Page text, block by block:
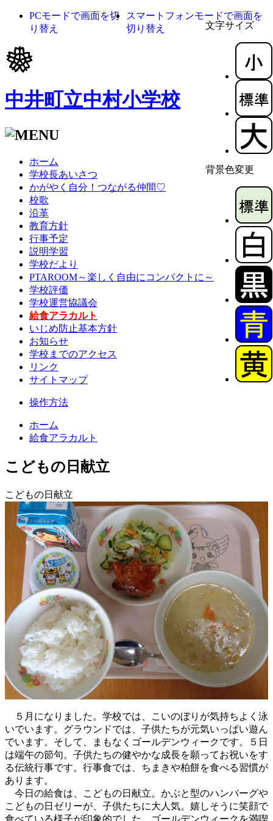
文字サイズ
背景色変更
PCモードで画面を切
り替え
スマートフォンモードで画面を
切り替え
中井町立中村小学校
ホーム
学校長あいさつ
かがやく自分！つながる仲間♡
校歌
沿革
教育方針
行事予定
説明学習
学校だより
PTAROOM～楽しく自由にコンパクトに～
学校評価
学校運営協議会
給食アラカルト
いじめ防止基本方針
お知らせ
学校までのアクセス
リンク
サイトマップ
操作方法
ホーム
給食アラカルト
こどもの日献立
こどもの日献立
５月になりました。学校では、こいのぼりが気持ちよく泳
いでいます。グラウンドでは、子供たちが元気いっぱい遊ん
でいます。そして、まもなくゴールデンウィークです。５日
は端午の節句。子供たちの健やかな成長を願ってお祝いをす
る伝統行事です。行事食では、ちまきや柏餅を食べる習慣が
あります。
今日の給食は、こどもの日献立。かぶと型のハンバーグや
こどもの日ゼリーが、子供たちに大人気。嬉しそうに笑顔で
食べている様子が印象的でした。ゴールデンウィークを満喫